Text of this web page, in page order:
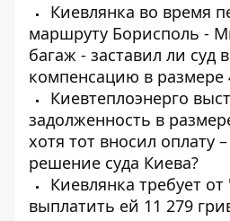
Киевлянка во время
маршруту Борисполь -
багаж - заставил ли суд
компенсацию в размере
Киевтеплоэнерго
задолженность в
хотя тот вносил оплату
решение суда Киева?
Киевлянка требует
выплатить ей 11 279